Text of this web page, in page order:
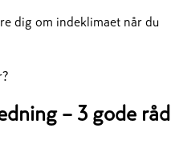
dig om indeklimaet når du
– 3 gode råd